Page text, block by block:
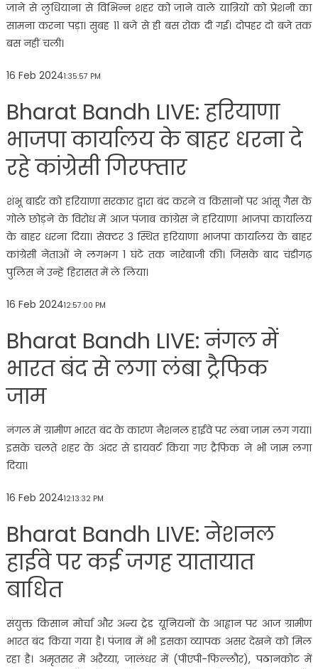
जाने से लुधियाना से विभिन्न शहर को जाने वाले यात्रियों को प्रेशनी का
सामना करना पड़ा। सुबह 11 बजे से ही बस रोक दी गई। दोपहर दो बजे तक
बस नहीं चली।
16 Feb 20241:35:57 PM
Bharat Bandh LIVE: हरियाणा
भाजपा कार्यालय के बाहर धरना दे
रहे कांग्रेसी गिरफ्तार
शंभू बार्डर को हरियाणा सरकार द्वारा बंद करने व किसानों पर आंसू गैस के
गोले छोड़ने के विरोध में आज पंजाब कांग्रेस ने हरियाणा भाजपा कार्यालय
के बाहर धरना दिया। सेक्टर 3 स्थित हरियाणा भाजपा कार्यालय के बाहर
कांग्रेसी नेताओं ने लगभग 1 घंटे तक नारेबाजी की। जिसके बाद चंडीगढ़
पुलिस ने उन्हें हिरासत में ले लिया।
16 Feb 202412:57:00 PM
Bharat Bandh LIVE: नंगल में
भारत बंद से लगा लंबा ट्रैफिक
जाम
नंगल में ग्रामीण भारत बंद के कारण नैशनल हाईवे पर लंबा जाम लग गया।
इसके चलते शहर के अंदर से डायवर्ट किया गए ट्रैफिक ने भी जाम लगा
दिया।
16 Feb 202412:13:32 PM
Bharat Bandh LIVE: नेशनल
हाईवे पर कई जगह यातायात
बाधित
संयुक्त किसान मोर्चा और अन्य ट्रेड यूनियनों के आह्वान पर आज ग्रामीण
भारत बंद किया गया है। पंजाब में भी इसका व्यापक असर देखने को मिल
रहा है। अमृतसर में अरैय्या, जालंधर में (पीएपी-फिल्लौर), पठानकोट में